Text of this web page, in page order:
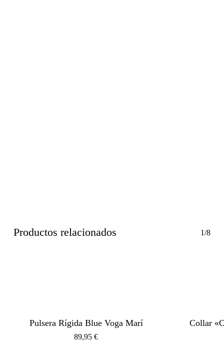
Productos relacionados 1/8
Pulsera Rígida Blue Voga Marí
89,95€
Collar